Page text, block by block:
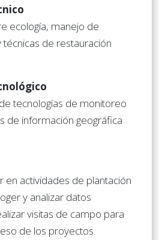
ecología, manejo de
de restauración
tecnologías de monitoreo
de información geográfica
en actividades de plantación
y analizar datos
visitas de campo para
de los proyectos.